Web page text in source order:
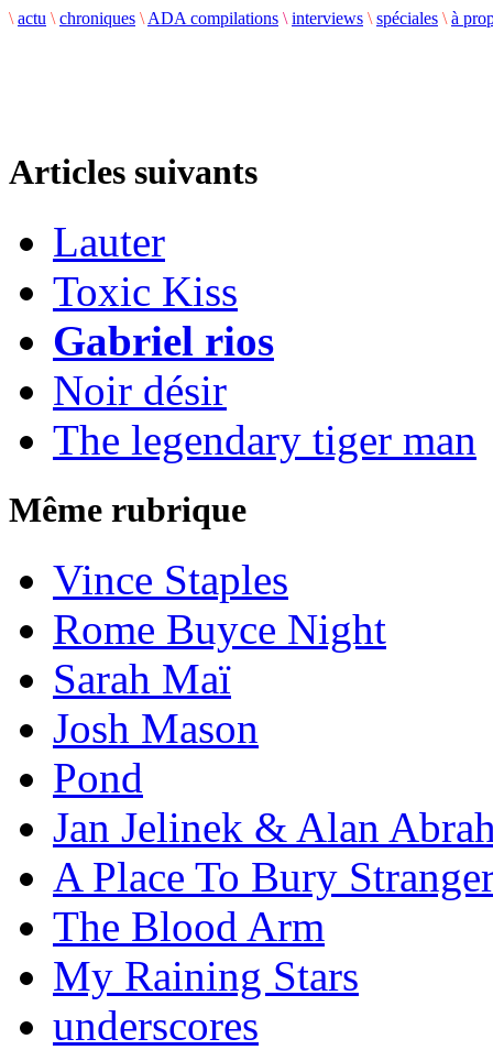
\ actu \ chroniques \ ADA compilations \ interviews \ spéciales \ à
Articles suivants
Lauter
Toxic Kiss
Gabriel rios
Noir désir
The legendary tiger man
Même rubrique
Vince Staples
Rome Buyce Night
Sarah Maï
Josh Mason
Pond
Jan Jelinek & Alan
A Place To Bury
The Blood Arm
My Raining Stars
underscores